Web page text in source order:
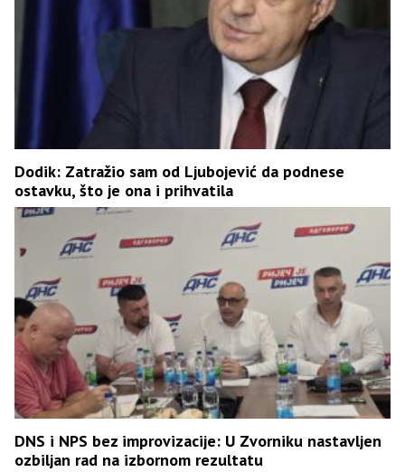
Dodik: Zatražio sam od Ljubojević da podnese
ostavku, što je ona i prihvatila
DNS i NPS bez improvizacije: U Zvorniku nastavljen
ozbiljan rad na izbornom rezultatu